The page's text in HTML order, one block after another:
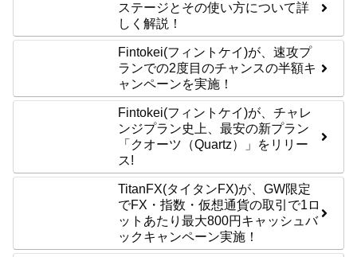
ステージとその使い方について詳
しく解説！
Fintokei(フィントケイ)が、速攻プ
ランでの2度目のチャンスの半額キ
ャンペーンを実施！
Fintokei(フィントケイ)が、チャレ
ンジプラン史上、最安の新プラン
「クオーツ（Quartz）」をリリー
ス!
TitanFX(タイタンFX)が、GW限定
でFX・指数・仮想通貨の取引で1ロ
ットあたり最大800円キャッシュバ
ックキャンペーン実施！